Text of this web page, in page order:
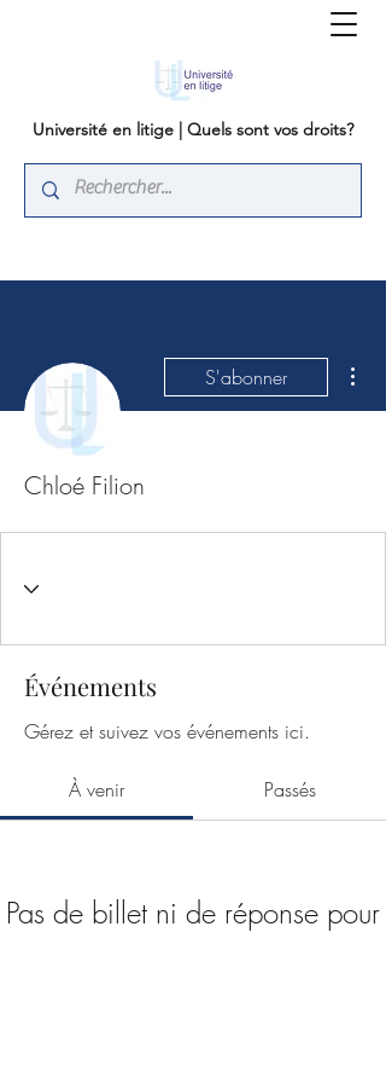
Université en litige | Quels sont vos droits?
S'abonner
Chloé Filion
Événements
Gérez et suivez vos événements ici.
À venir Passés
Pas de billet ni de réponse pour